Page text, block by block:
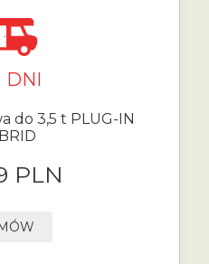
DNI
do 3,5 t PLUG-IN
PLN